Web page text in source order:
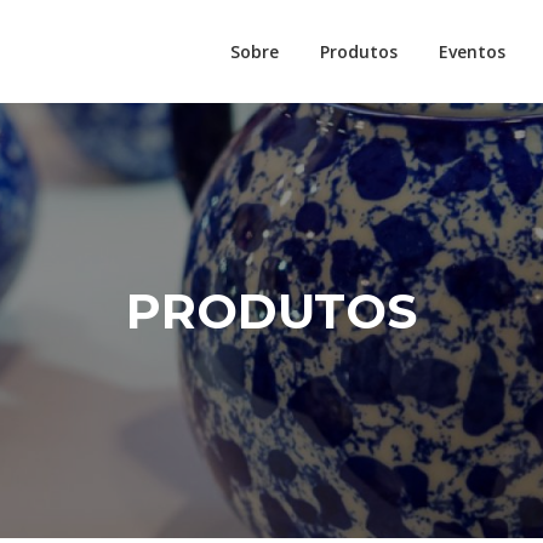
Sobre Produtos Eventos
PRODUTOS